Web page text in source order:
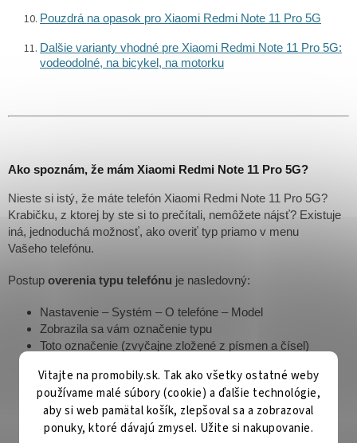
Vitajte na promobily.sk. Tak ako všetky ostatné weby
používame malé súbory (cookie) a ďalšie technológie,
aby si web pamätal košík, zlepšoval sa a zobrazoval
ponuky, ktoré dávajú zmysel. Užite si nakupovanie.
Pouzdrá na opasok pro Xiaomi Redmi Note 11 Pro 5G
Dalšie varianty vhodné pre Xiaomi Redmi Note 11 Pro 5G:
vodeodolné, na bicykel, na motorku
Ako spoznám, že mám Xiaomi Redmi Note 11 Pro 5G?
Nieste si istý, že máte telefón Xiaomi Redmi Note 11 Pro 5G?
Krabičku, z ktorej by ste si to prečítali, nemôžete nájsť? Existuje
iná, jednoduchá možnosť, ako overiť typ priamo v menu
Vašeho telefónu.
Postup overenia typu telefónu je nasledovný:
Nastavenie – Systém – O telefóne – Model
Zobrazila sa vám označenie typu
Toto označenie (zvyčajne zložené z písmen a čísel)
telefón predáva